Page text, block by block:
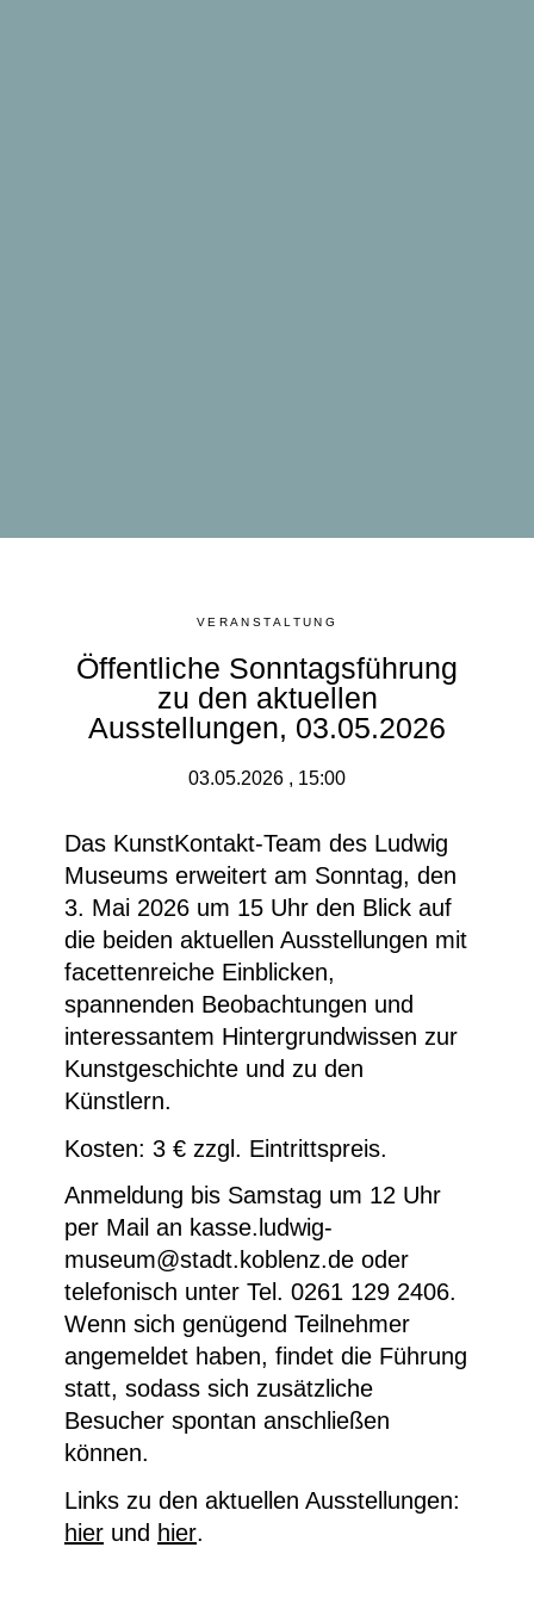
VERANSTALTUNG
Öffentliche Sonntagsführung
zu den aktuellen
Ausstellungen, 03.05.2026
03.05.2026 , 15:00
Das KunstKontakt-Team des Ludwig
Museums erweitert am Sonntag, den
3. Mai 2026 um 15 Uhr den Blick auf
die beiden aktuellen Ausstellungen mit
facettenreiche Einblicken,
spannenden Beobachtungen und
interessantem Hintergrundwissen zur
Kunstgeschichte und zu den
Künstlern.
Kosten: 3 € zzgl. Eintrittspreis.
Anmeldung bis Samstag um 12 Uhr
per Mail an kasse.ludwig-
museum@stadt.koblenz.de oder
telefonisch unter Tel. 0261 129 2406.
Wenn sich genügend Teilnehmer
angemeldet haben, findet die Führung
statt, sodass sich zusätzliche
Besucher spontan anschließen
können.
Links zu den aktuellen Ausstellungen:
hier und hier.